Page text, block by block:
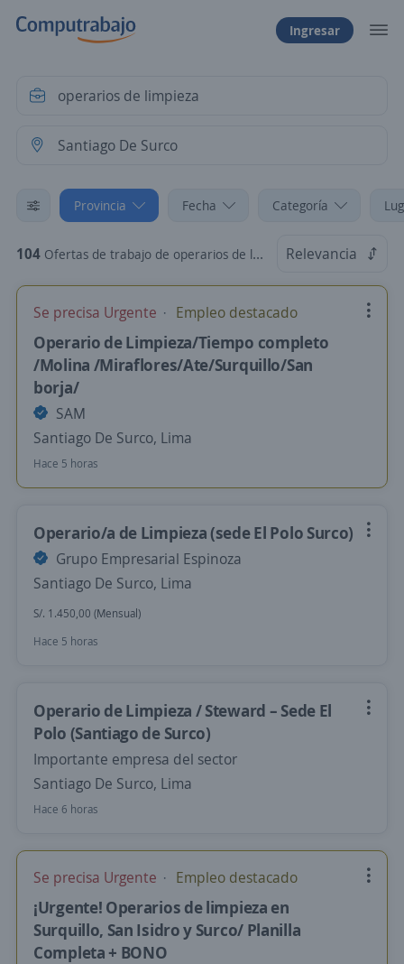
Ingresar
Provincia Fecha Categoría
104 Ofertas de trabajo de operarios de limpieza en Santiago De Surco, Lima Relevancia
Se precisa Urgente Empleo destacado
Operario de Limpieza/Tiempo completo
/Molina /Miraflores/Ate/Surquillo/San
borja/
SAM
Santiago De Surco, Lima
Hace 5 horas
Operario/a de Limpieza (sede El Polo Surco)
Grupo Empresarial Espinoza
Santiago De Surco, Lima
S/. 1.450,00 (Mensual)
Hace 5 horas
Operario de Limpieza / Steward – Sede El
Polo (Santiago de Surco)
Importante empresa del sector
Santiago De Surco, Lima
Hace 6 horas
Se precisa Urgente Empleo destacado
¡Urgente! Operarios de limpieza en
Surquillo, San Isidro y Surco/ Planilla
Completa + BONO